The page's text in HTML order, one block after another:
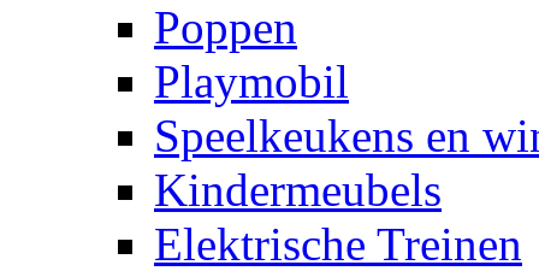
Poppen
Playmobil
Speelkeukens en
Kindermeubels
Elektrische Treinen